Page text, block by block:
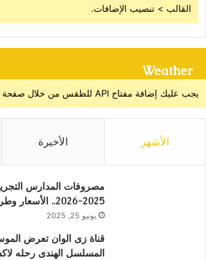
القالب > تنصيب الإضافات.
Weather
يجب عليك إضافة مفتاح API للطقس من خلال صفحة إعدادات القالب > الدمج
الأشهر الأخيرة
مصروفات المدارس
2025-2026.. الأسعار وطرق السداد
يونيو 25, 2025
قناة زى الوان تعرض
المسلسل الهندى رحله